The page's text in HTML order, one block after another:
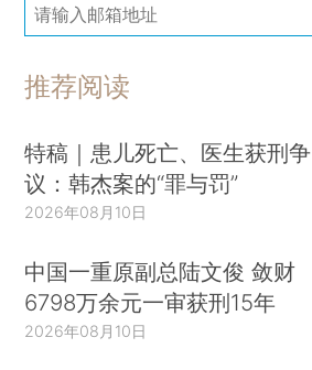
推荐阅读
特稿｜患儿死亡、医生获刑争
议：韩杰案的“罪与罚”
2026年08月10日
中国一重原副总陆文俊 敛财
6798万余元一审获刑15年
2026年08月10日